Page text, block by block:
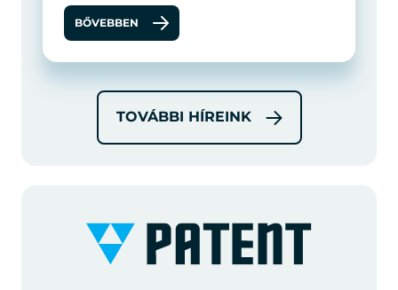
BŐVEBBEN
TOVÁBBI HÍREINK